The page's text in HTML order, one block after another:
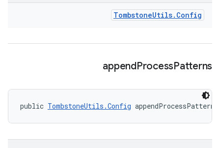
TombstoneUtils. Config
appendProcessPatterns
public TombstoneUtils.Config